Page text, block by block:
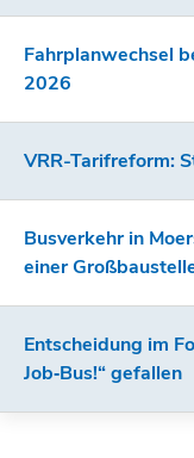
Fahrplanwechsel
2026
VRR-Tarifreform:
Busverkehr in
einer
Entscheidung im
Job‑Bus!“ gefallen